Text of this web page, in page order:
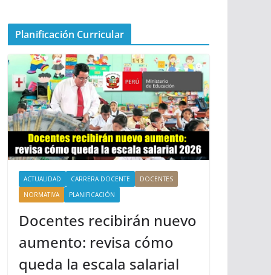
Planificación Curricular
ACTUALIDAD CARRERA DOCENTE
DOCENTES
NORMATIVA
PLANIFICACIÓN
Docentes recibirán nuevo
aumento: revisa cómo
queda la escala salarial